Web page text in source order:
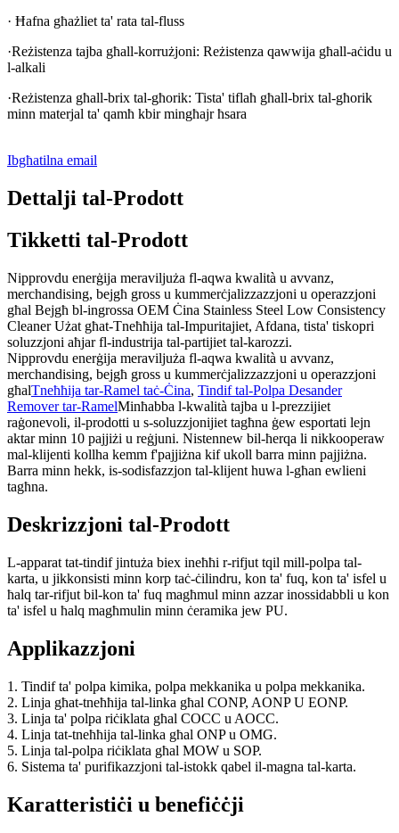
· Ħafna għażliet ta' rata tal-fluss
·Reżistenza tajba għall-korrużjoni: Reżistenza qawwija għall-aċidu u
l-alkali
·Reżistenza għall-brix tal-għorik: Tista' tiflaħ għall-brix tal-għorik
minn materjal ta' qamħ kbir mingħajr ħsara
Ibgħatilna email
Dettalji tal-Prodott
Tikketti tal-Prodott
Nipprovdu enerġija meraviljuża fl-aqwa kwalità u avvanz,
merchandising, bejgħ gross u kummerċjalizzazzjoni u operazzjoni
għal Bejgħ bl-ingrossa OEM Ċina Stainless Steel Low Consistency
Cleaner Użat għat-Tneħħija tal-Impuritajiet, Afdana, tista' tiskopri
soluzzjoni aħjar fl-industrija tal-partijiet tal-karozzi.
Nipprovdu enerġija meraviljuża fl-aqwa kwalità u avvanz,
merchandising, bejgħ gross u kummerċjalizzazzjoni u operazzjoni
għalTneħħija tar-Ramel taċ-Ċina, Tindif tal-Polpa Desander
Remover tar-RamelMinħabba l-kwalità tajba u l-prezzijiet
raġonevoli, il-prodotti u s-soluzzjonijiet tagħna ġew esportati lejn
aktar minn 10 pajjiżi u reġjuni. Nistennew bil-ħerqa li nikkooperaw
mal-klijenti kollha kemm f'pajjiżna kif ukoll barra minn pajjiżna.
Barra minn hekk, is-sodisfazzjon tal-klijent huwa l-għan ewlieni
tagħna.
Deskrizzjoni tal-Prodott
L-apparat tat-tindif jintuża biex ineħħi r-rifjut tqil mill-polpa tal-
karta, u jikkonsisti minn korp taċ-ċilindru, kon ta' fuq, kon ta' isfel u
ħalq tar-rifjut bil-kon ta' fuq magħmul minn azzar inossidabbli u kon
ta' isfel u ħalq magħmulin minn ċeramika jew PU.
Applikazzjoni
1. Tindif ta' polpa kimika, polpa mekkanika u polpa mekkanika.
2. Linja għat-tneħħija tal-linka għal CONP, AONP U EONP.
3. Linja ta' polpa riċiklata għal COCC u AOCC.
4. Linja tat-tneħħija tal-linka għal ONP u OMG.
5. Linja tal-polpa riċiklata għal MOW u SOP.
6. Sistema ta' purifikazzjoni tal-istokk qabel il-magna tal-karta.
Karatteristiċi u benefiċċji